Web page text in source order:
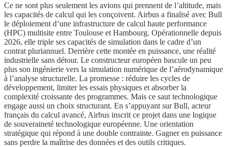
Ce ne sont plus seulement les avions qui prennent de l’altitude, mais
les capacités de calcul qui les conçoivent. Airbus a finalisé avec Bull
le déploiement d’une infrastructure de calcul haute performance
(HPC) multisite entre Toulouse et Hambourg. Opérationnelle depuis
2026, elle triple ses capacités de simulation dans le cadre d’un
contrat pluriannuel. Derrière cette montée en puissance, une réalité
industrielle sans détour. Le constructeur européen bascule un peu
plus son ingénierie vers la simulation numérique de l’aérodynamique
à l’analyse structurelle. La promesse : réduire les cycles de
développement, limiter les essais physiques et absorber la
complexité croissante des programmes. Mais ce saut technologique
engage aussi un choix structurant. En s’appuyant sur Bull, acteur
français du calcul avancé, Airbus inscrit ce projet dans une logique
de souveraineté technologique européenne. Une orientation
stratégique qui répond à une double contrainte. Gagner en puissance
sans perdre la maîtrise des données et des outils critiques.